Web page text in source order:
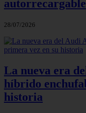
autorrecargable
28/07/2026
La nueva era
híbrido
historia